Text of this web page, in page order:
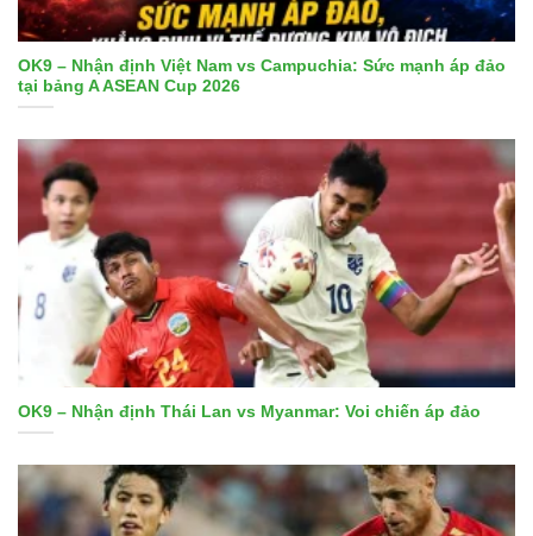
OK9 – Nhận định Việt Nam vs Campuchia: Sức mạnh áp đảo
tại bảng A ASEAN Cup 2026
OK9 – Nhận định Thái Lan vs Myanmar: Voi chiến áp đảo